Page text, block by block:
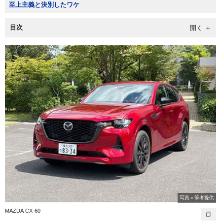
至上主義と決別したワケ
目次
写真＝筆者提供
MAZDA CX-60